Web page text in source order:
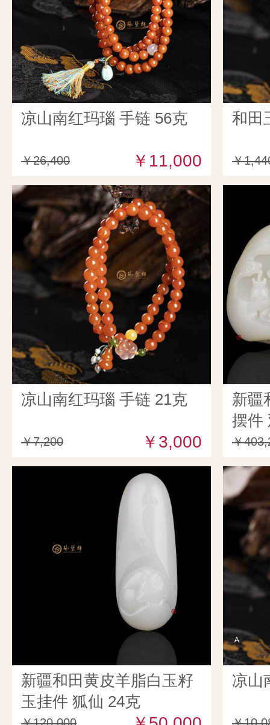
凉山南红玛瑙 手链 56克
￥26,400 ￥11,000
和田
￥
凉山南红玛瑙 手链 21克
￥7,200 ￥3,000
新疆
摆件
￥
新疆和田黄皮羊脂白玉籽
玉挂件 狐仙 24克
凉山